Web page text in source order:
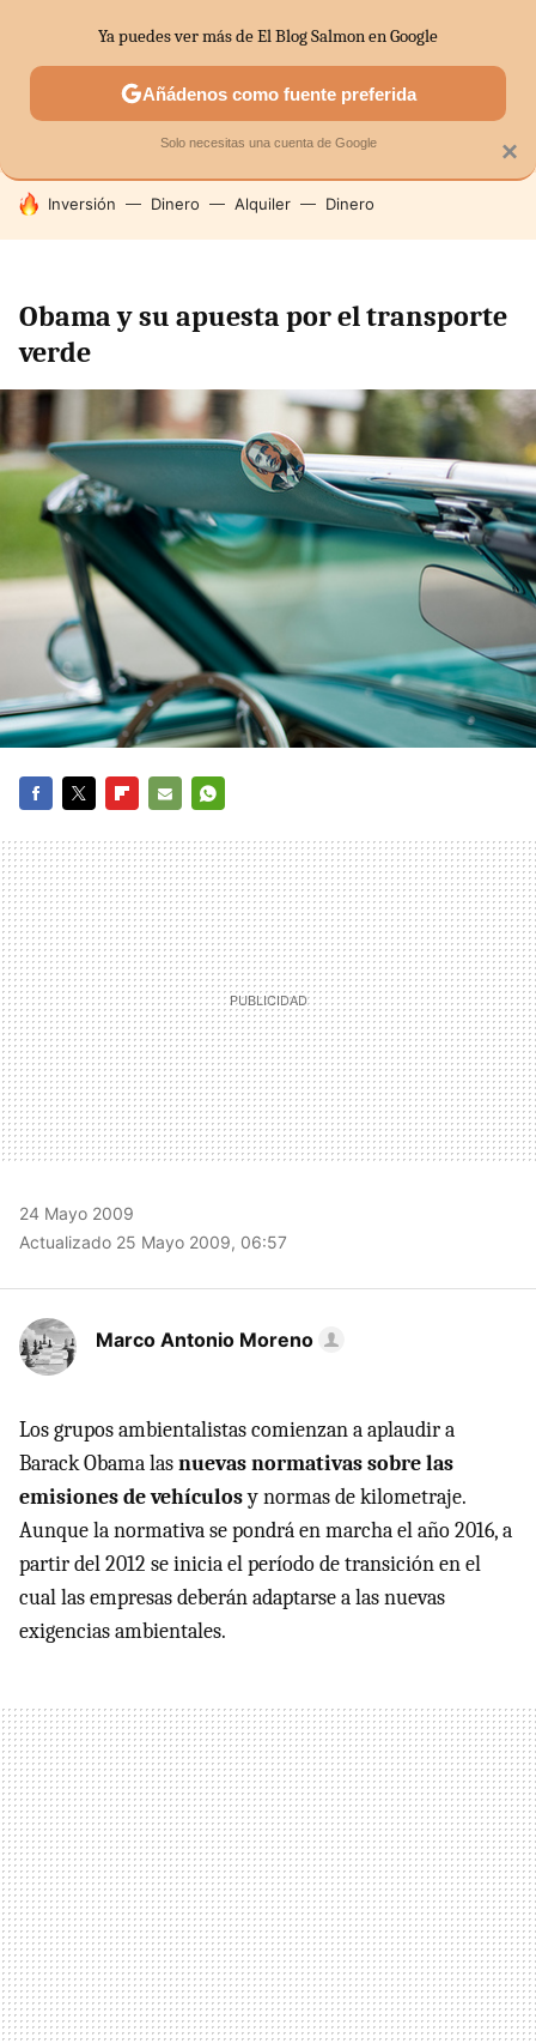
SECTORES ECONOMÍA DOMÉSTICA MERCADOS
HOY SE HABLA DE
Inversión Dinero Alquiler Dinero
Obama y su apuesta por el transporte
verde
MAIL
24 Mayo 2009
Actualizado 25 Mayo 2009, 06:57
Marco Antonio Moreno
Los grupos ambientalistas comienzan a aplaudir a
Barack Obama lasnuevas normativas sobre las
emisiones de vehículosy normas de kilometraje.
Aunque la normativa se pondrá en marcha el año 2016, a
partir del 2012 se inicia el período de transición en el
cual las empresas deberán adaptarse a las nuevas
exigencias ambientales.
×
Ya puedes ver más de El Blog Salmon en Google
Añádenos como fuente preferida
Solo necesitas una cuenta de Google